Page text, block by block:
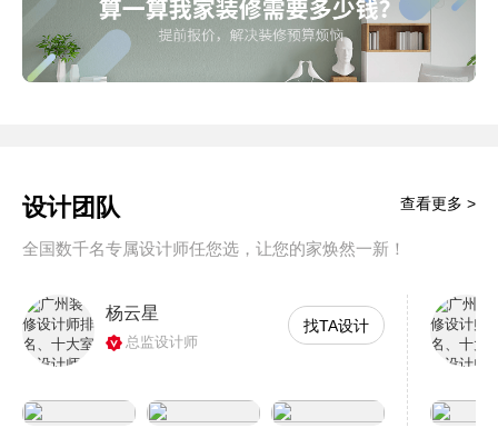
设计团队
全国数千名专属设计师任您选，让您的家焕然一新！
查看更多 >
杨云星
总监设计师
找TA设计